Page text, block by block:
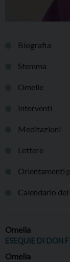
Biografia
Stemma
Omelie
Interventi
Meditazioni
Lettere
Orientamenti
Calendario
Omelia
ESEQUIE DI DON
Omelia